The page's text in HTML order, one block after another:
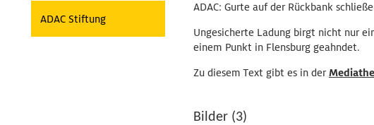
ADAC Stiftung
ADAC: Gurte auf der Rückbank
Ungesicherte Ladung birgt nicht nur
einem Punkt in Flensburg geahndet.
Zu diesem Text gibt es in der
Bilder (3)